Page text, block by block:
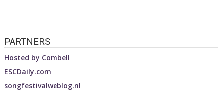
PARTNERS
Hosted by Combell
ESCDaily.com
songfestivalweblog.nl